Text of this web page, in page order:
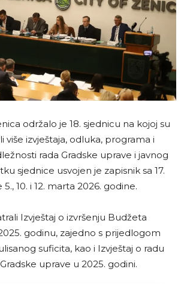
održalo je 18. sjednicu na kojoj su
više izvještaja, odluka, programa i
rada Gradske uprave i javnog
sjednice usvojen je zapisnik sa 17.
10. i 12. marta 2026. godine.
Izvještaj o izvršenju Budžeta
godinu, zajedno s prijedlogom
suficita, kao i Izvještaj o radu
uprave u 2025. godini.